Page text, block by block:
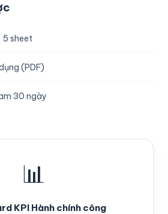
5 sheet
(PDF)
30 ngày
📊
KPI Hành chính công